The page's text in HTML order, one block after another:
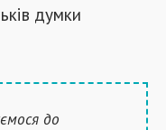
думки
до